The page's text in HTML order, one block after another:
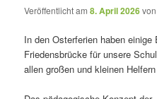
Veröffentlicht am8. April 2026
In den Osterferien haben einige
Friedensbrücke für unsere
allen großen und kleinen